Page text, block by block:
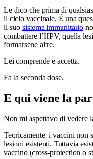
Le dico che prima di
il ciclo vaccinale. È una
il suo sistema immunitario
combattere l’HPV, quella
formarsene altre.
Lei comprende e accetta.
Fa la seconda dose.
E qui viene la
Non mi aspettavo di vedere
Teoricamente, i vaccini non
lesioni esistenti. Tuttavia
vaccino (cross-protection o